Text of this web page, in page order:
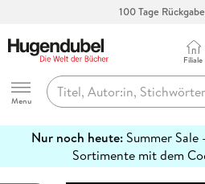
Hugendubel
Menu
Filiale
Nur noch heute: Summer Sale -
Sortimente mit dem
erfahren